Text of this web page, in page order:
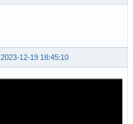
2023-12-19 18:45:10